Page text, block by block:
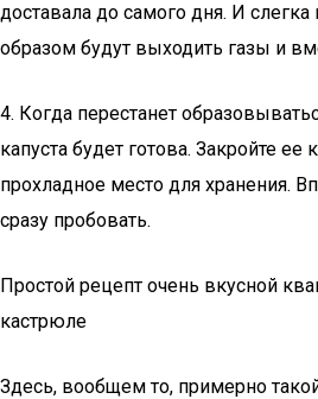
доставала до самого дня. И
образом будут выходить газы и
4. Когда перестанет
капуста будет готова. Закройте
прохладное место для хранения.
сразу пробовать.
Простой рецепт очень вкусной
кастрюле
Здесь, вообщем то, примерно